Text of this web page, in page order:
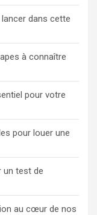
dans cette
à connaître
pour votre
pour louer une
un test de
au cœur de nos